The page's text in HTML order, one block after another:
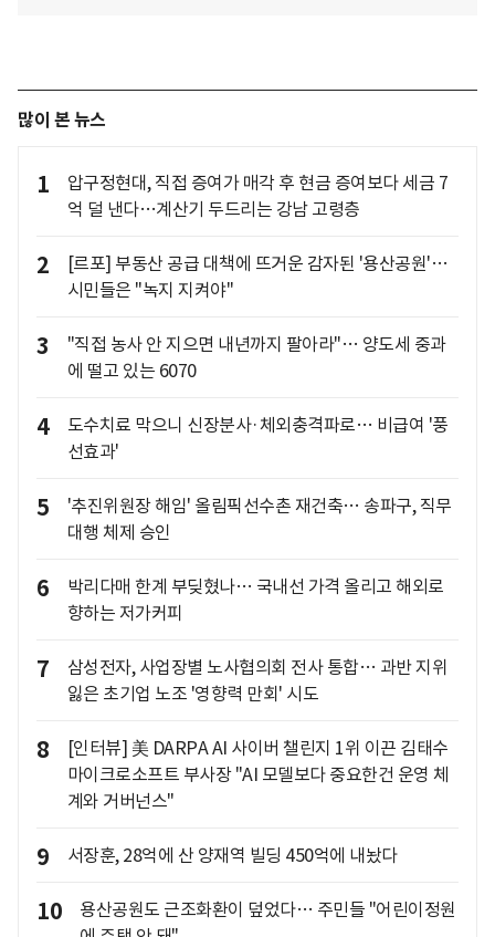
많이 본 뉴스
1
압구정현대, 직접 증여가 매각 후 현금 증여보다 세금 7
억 덜 낸다…계산기 두드리는 강남 고령층
2
[르포] 부동산 공급 대책에 뜨거운 감자된 '용산공원'…
시민들은 "녹지 지켜야"
3
"직접 농사 안 지으면 내년까지 팔아라"… 양도세 중과
에 떨고 있는 6070
4
도수치료 막으니 신장분사·체외충격파로… 비급여 '풍
선효과'
5
'추진위원장 해임' 올림픽선수촌 재건축… 송파구, 직무
대행 체제 승인
6
박리다매 한계 부딪혔나… 국내선 가격 올리고 해외로
향하는 저가커피
7
삼성전자, 사업장별 노사협의회 전사 통합… 과반 지위
잃은 초기업 노조 '영향력 만회' 시도
8
[인터뷰] 美 DARPA AI 사이버 챌린지 1위 이끈 김태수
마이크로소프트 부사장 "AI 모델보다 중요한건 운영 체
계와 거버넌스"
9 서장훈, 28억에 산 양재역 빌딩 450억에 내놨다
10
용산공원도 근조화환이 덮었다… 주민들 "어린이정원